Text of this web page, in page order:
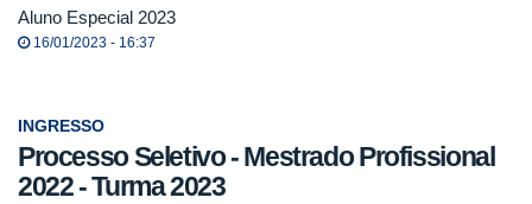
Aluno Especial 2023
16/01/2023 - 16:37
INGRESSO
Processo Seletivo - Mestrado Profissional
2022 - Turma 2023